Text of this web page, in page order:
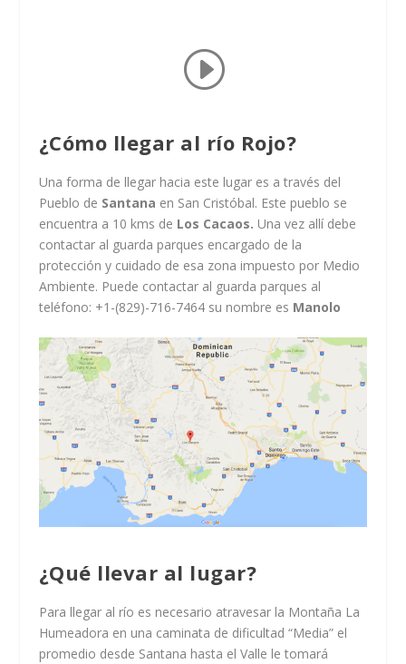
¿Cómo llegar al río Rojo?
Una forma de llegar hacia este lugar es a través del
Pueblo de Santana en San Cristóbal. Este pueblo se
encuentra a 10 kms de Los Cacaos. Una vez allí debe
contactar al guarda parques encargado de la
protección y cuidado de esa zona impuesto por Medio
Ambiente. Puede contactar al guarda parques al
teléfono: +1-(829)-716-7464 su nombre es Manolo
¿Qué llevar al lugar?
Para llegar al río es necesario atravesar la Montaña La
Humeadora en una caminata de dificultad “Media” el
promedio desde Santana hasta el Valle le tomará